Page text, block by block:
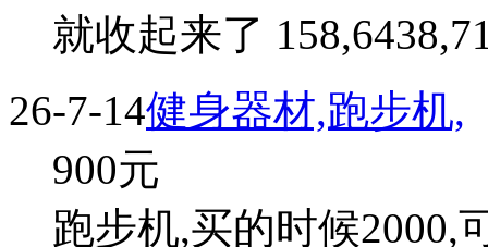
就收起来了
26-7-14健身器材,跑步机,
900元
跑步机,买的时候2000,